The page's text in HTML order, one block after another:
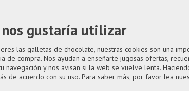
como principal rasgo distintivo.
gustaría utilizar
las galletas de chocolate, nuestras cookies son una
de compra. Nos ayudan a enseñarte jugosas ofertas,
navegación y nos avisan si la web se vuelve lenta.
de acuerdo con su uso. Para saber más, por favor lea